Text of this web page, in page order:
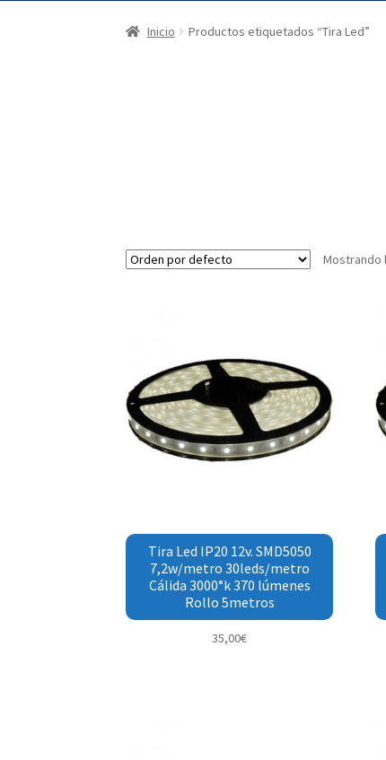
Inicio Productos etiquetados “Tira Led”
Mostrando
Tira Led IP20 12v. SMD5050
7,2w/metro 30leds/metro
Cálida 3000°k 370 lúmenes
Rollo 5metros
35,00€